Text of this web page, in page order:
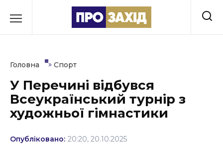
до
Культура
Освіта
Події
Головна » Спорт
У Перечині відбувся
Всеукраїнський турнір з
художньої гімнастики
Опубліковано: 20:20, 20.10.2025